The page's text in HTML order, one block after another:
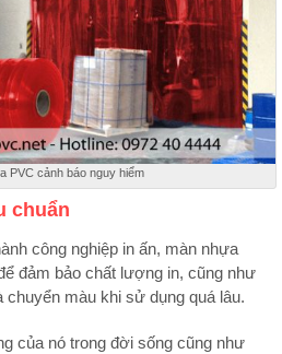
PVC cảnh báo nguy hiểm
chuẩn
công nghiệp in ấn, màn nhựa
đảm bảo chất lượng in, cũng như
chuyển màu khi sử dụng quá lâu.
của nó trong đời sống cũng như